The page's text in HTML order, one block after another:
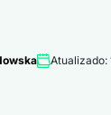
Atualizado: